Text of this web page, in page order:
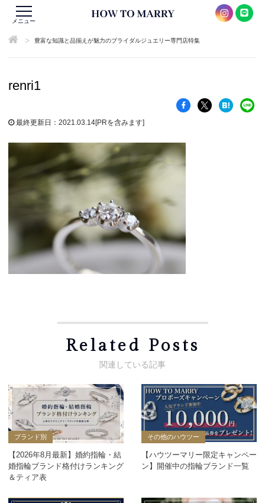
メニュー
> 豊富な知識と品揃えが魅力のブライダルジュエリー専門店特集
renri1
最終更新日：2021.03.14[PRを含みます]
Related Posts
ブランド別
【2026年8月最新】婚約指輪・結
婚指輪ブランド格付けランキング
＆ティア表
その他のハウツー
【ハウツーマリー限定キャンペー
ン】開催中の指輪ブランド一覧